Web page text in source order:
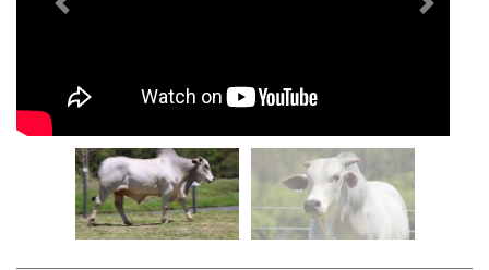
Previous Próximo